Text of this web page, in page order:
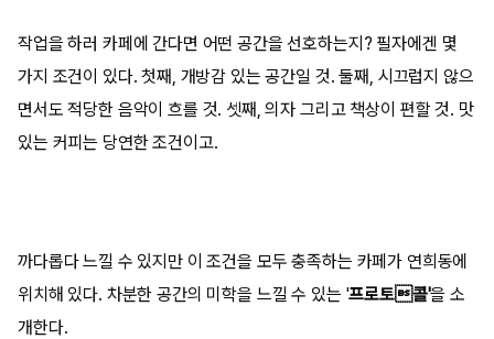
작업을 하러 카페에 간다면 어떤 공간을 선호하는지? 필자에겐 몇
가지 조건이 있다. 첫째, 개방감 있는 공간일 것. 둘째, 시끄럽지 않으
면서도 적당한 음악이 흐를 것. 셋째, 의자 그리고 책상이 편할 것. 맛
있는 커피는 당연한 조건이고.
까다롭다 느낄 수 있지만 이 조건을 모두 충족하는 카페가 연희동에
위치해 있다. 차분한 공간의 미학을 느낄 수 있는 '프로토콜'을 소
개한다.